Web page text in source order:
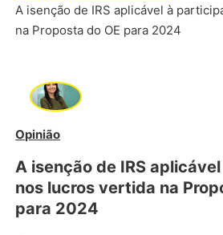
A isenção de IRS aplicável à
na Proposta do OE para 2024
Opinião
A isenção de IRS
nos lucros vertida na
para 2024